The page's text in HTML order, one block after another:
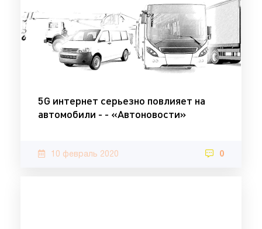
5G интернет серьезно повлияет на
автомобили - - «Автоновости»
10 февраль 2020 0